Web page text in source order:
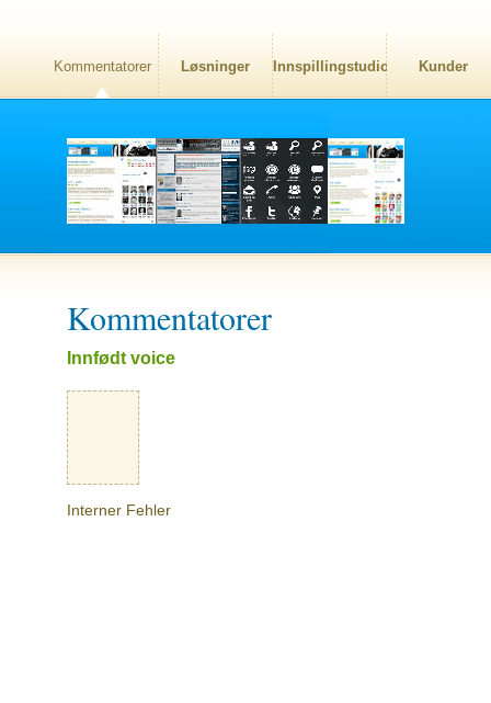
Kommentatorer Løsninger Innspillingstudio Kunder
Kommentatorer
Innfødt voice
Interner Fehler